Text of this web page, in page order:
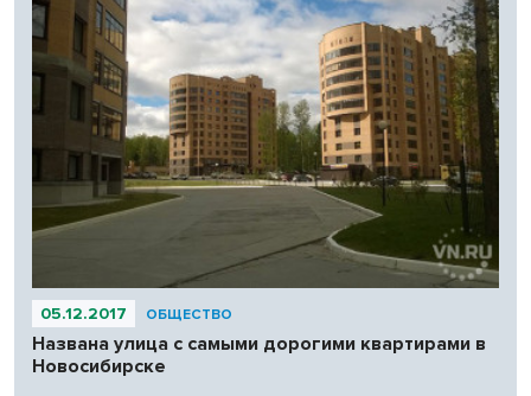
05.12.2017 ОБЩЕСТВО
Названа улица с самыми дорогими квартирами в
Новосибирске